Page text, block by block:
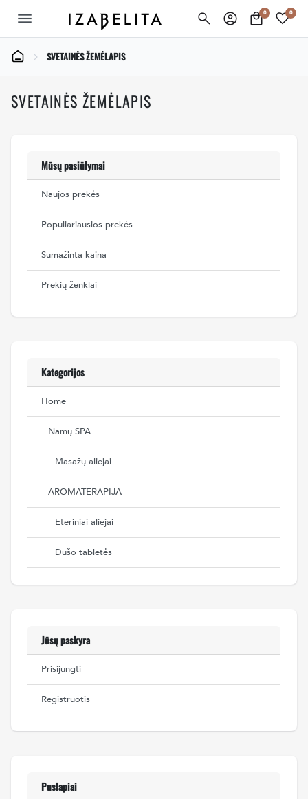
menu 0 0
SVETAINĖS ŽEMĖLAPIS
SVETAINĖS ŽEMĖLAPIS
Mūsų pasiūlymai
Naujos prekės
Populiariausios prekės
Sumažinta kaina
Prekių ženklai
Kategorijos
Home
Namų SPA
Masažų aliejai
AROMATERAPIJA
Eteriniai aliejai
Dušo tabletės
Jūsų paskyra
Prisijungti
Registruotis
Puslapiai